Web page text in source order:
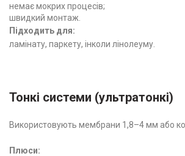
немає мокрих процесів;
швидкий монтаж.
Підходить для:
ламінату, паркету, інколи лінолеуму.
Тонкі системи (ультратонкі)
Використовують мембрани 1,8–4 мм або
Плюси: